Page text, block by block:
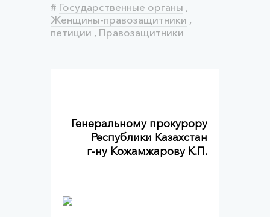
# Государственные органы ,
Женщины-правозащитники ,
петиции , Правозащитники
Генеральному прокурору
Республики Казахстан
г-ну Кожамжарову К.П.